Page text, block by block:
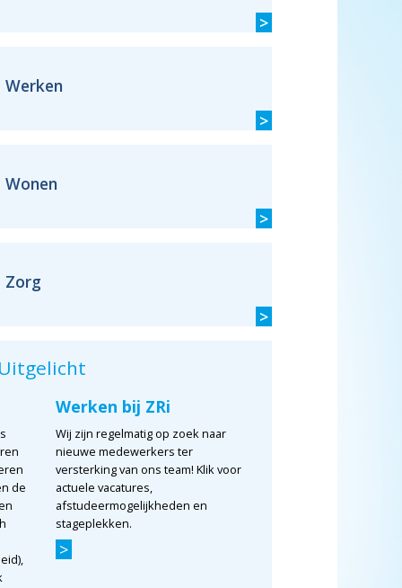
>
Werken
>
Wonen
>
Zorg
>
aan onze
Uitgelicht
de
Werken bij ZRi
Wij zijn regelmatig op zoek naar
nieuwe medewerkers ter
versterking van ons team! Klik voor
actuele vacatures,
afstudeermogelijkheden en
stageplekken.
>